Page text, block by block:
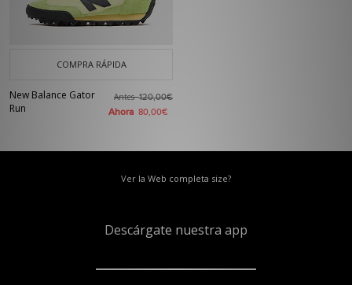
COMPRA RÁPIDA
New Balance Gator
Run
Antes120,00€
Ahora 80,00€
Ver la Web completa size?
Descárgate nuestra app